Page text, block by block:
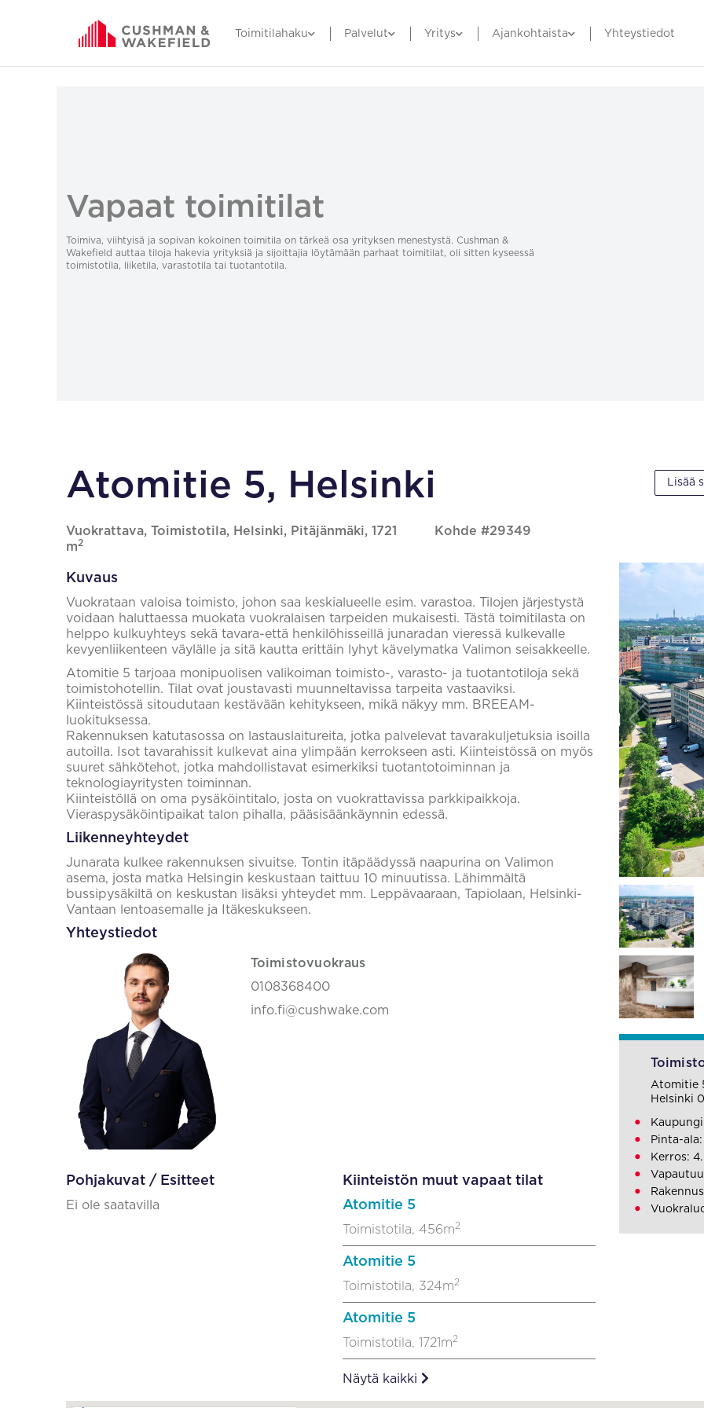
Toimitilahaku Palvelut Yritys Ajankohtaista Yhteystiedot
Vapaat toimitilat
Toimiva, viihtyisä ja sopivan kokoinen toimitila on tärkeä osa yrityksen menestystä. Cushman &
Wakefield auttaa tiloja hakevia yrityksiä ja sijoittajia löytämään parhaat toimitilat, oli sitten kyseessä
toimistotila, liiketila, varastotila tai tuotantotila.
Atomitie 5, Helsinki
Vuokrattava, Toimistotila, Helsinki, Pitäjänmäki, 1721
m2
Kohde #29349
Lisää
Kuvaus
Vuokrataan valoisa toimisto, johon saa keskialueelle esim. varastoa. Tilojen järjestystä
voidaan haluttaessa muokata vuokralaisen tarpeiden mukaisesti. Tästä toimitilasta on
helppo kulkuyhteys sekä tavara-että henkilöhisseillä junaradan vieressä kulkevalle
kevyenliikenteen väylälle ja sitä kautta erittäin lyhyt kävelymatka Valimon seisakkeelle.
Atomitie 5 tarjoaa monipuolisen valikoiman toimisto-, varasto- ja tuotantotiloja sekä
toimistohotellin. Tilat ovat joustavasti muunneltavissa tarpeita vastaaviksi.
Kiinteistössä sitoudutaan kestävään kehitykseen, mikä näkyy mm. BREEAM-
luokituksessa.
Rakennuksen katutasossa on lastauslaitureita, jotka palvelevat tavarakuljetuksia isoilla
autoilla. Isot tavarahissit kulkevat aina ylimpään kerrokseen asti. Kiinteistössä on myös
suuret sähkötehot, jotka mahdollistavat esimerkiksi tuotantotoiminnan ja
teknologiayritysten toiminnan.
Kiinteistöllä on oma pysäköintitalo, josta on vuokrattavissa parkkipaikkoja.
Vieraspysäköintipaikat talon pihalla, pääsisäänkäynnin edessä.
Liikenneyhteydet
Junarata kulkee rakennuksen sivuitse. Tontin itäpäädyssä naapurina on Valimon
asema, josta matka Helsingin keskustaan taittuu 10 minuutissa. Lähimmältä
bussipysäkiltä on keskustan lisäksi yhteydet mm. Leppävaaraan, Tapiolaan, Helsinki-
Vantaan lentoasemalle ja Itäkeskukseen.
Yhteystiedot
Toimistovuokraus
0108368400
info.fi@cushwake.com
Pohjakuvat / Esitteet
Ei ole saatavilla
Kiinteistön muut vapaat tilat
Atomitie 5
Toimistotila, 456m2
Atomitie 5
Toimistotila, 324m2
Atomitie 5
Toimistotila, 1721m2
Näytä kaikki
Atomitie
Helsinki
Pinta-ala:
Kerros: